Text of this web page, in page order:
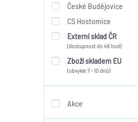
České Budějovice
CS Hostomice
Externí sklad ČR
(dostupnost do 48 hod)
Zboží skladem EU
(obvykle 7 - 10 dnů)
Akce